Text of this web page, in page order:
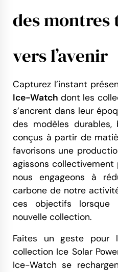
des montres
vers l’avenir
Capturez l’instant
Ice-Watch dont les
s’ancrent dans leur
des modèles durables,
conçus à partir de
favorisons une
agissons
nous engageons à
carbone de notre
ces objectifs lorsque
nouvelle collection.
Faites un geste pour
collection Ice Solar
Ice-Watch se